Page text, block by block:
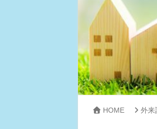
HOME 外来